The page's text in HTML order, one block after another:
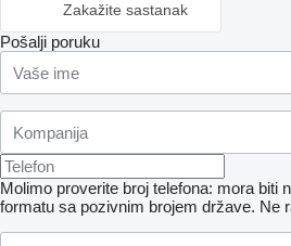
Zakažite sastanak
Pošalji poruku
Molimo proverite broj telefona: mora biti
formatu sa pozivnim brojem države. Ne